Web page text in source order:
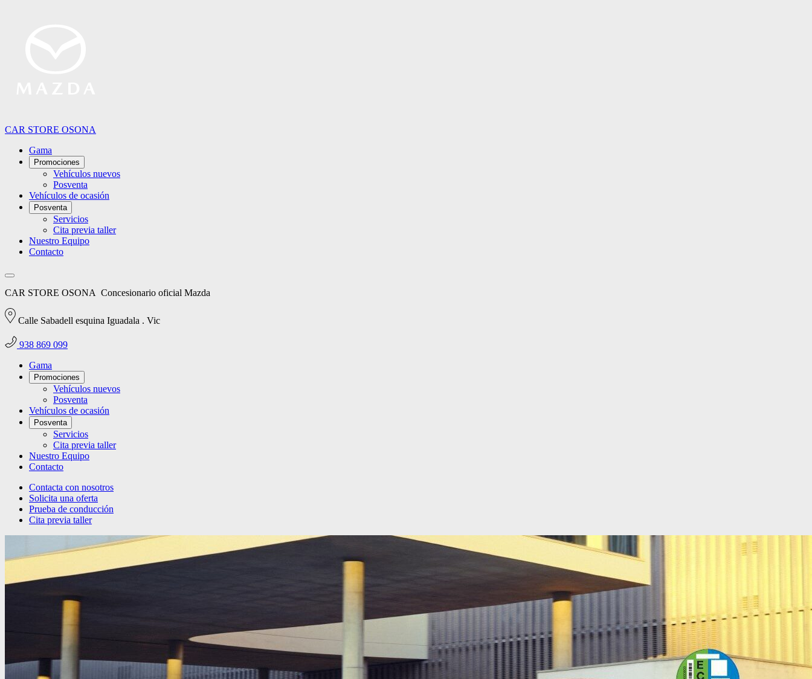
CAR STORE OSONA
Gama
Promociones
Vehículos nuevos
Posventa
Vehículos de ocasión
Posventa
Servicios
Cita previa taller
Nuestro Equipo
Contacto
CAR STORE OSONA Concesionario oficial Mazda
Calle Sabadell esquina Iguadala . Vic
938 869 099
Gama
Promociones
Vehículos nuevos
Posventa
Vehículos de ocasión
Posventa
Servicios
Cita previa taller
Nuestro Equipo
Contacto
Contacta con nosotros
Solicita una oferta
Prueba de conducción
Cita previa taller